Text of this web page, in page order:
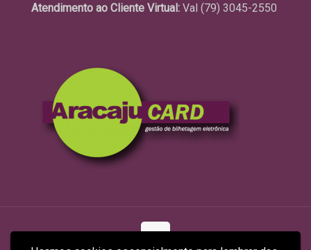
Atendimento ao Cliente Virtual: Val (79) 3045-2550